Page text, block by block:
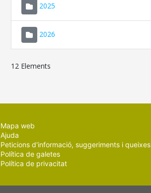
2025
2026
12 Elements
Mapa web
Ajuda
Peticions d'informació, suggeriments i queixes
Política de galetes
Política de privacitat